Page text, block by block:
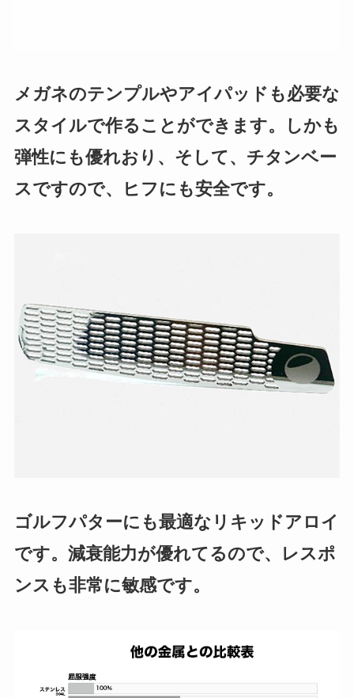
メガネのテンプルやアイパッドも必要な
スタイルで作ることができます。しかも
弾性にも優れおり、そして、チタンベー
スですので、ヒフにも安全です。
ゴルフパターにも最適なリキッドアロイ
です。減衰能力が優れてるので、レスポ
ンスも非常に敏感です。